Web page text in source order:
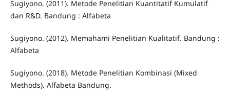
Sugiyono. (2011). Metode Penelitian Kuantitatif Kumulatif
dan R&D. Bandung : Alfabeta
Sugiyono. (2012). Memahami Penelitian Kualitatif. Bandung :
Alfabeta
Sugiyono. (2018). Metode Penelitian Kombinasi (Mixed
Methods). Alfabeta Bandung.